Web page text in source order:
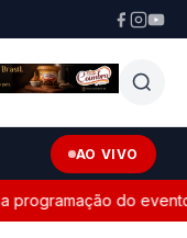
AO VIVO
do evento